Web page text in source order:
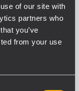
of our site with
partners who
you’ve
from your use